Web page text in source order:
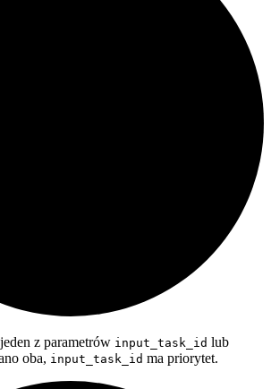
z parametrów input_task_id lub
oba, input_task_id ma priorytet.